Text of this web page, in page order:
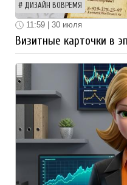
ДИЗАЙН ВОВРЕМЯ
11:59 | 30 июля
Визитные карточки в